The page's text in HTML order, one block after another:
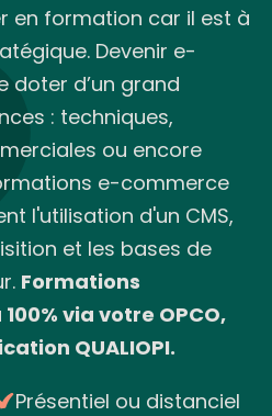
en formation car il est à
Devenir e-
doter d’un grand
: techniques,
ou encore
e-commerce
l'utilisation d'un CMS,
et les bases de
Formations
via votre OPCO,
QUALIOPI.
Présentiel ou distanciel